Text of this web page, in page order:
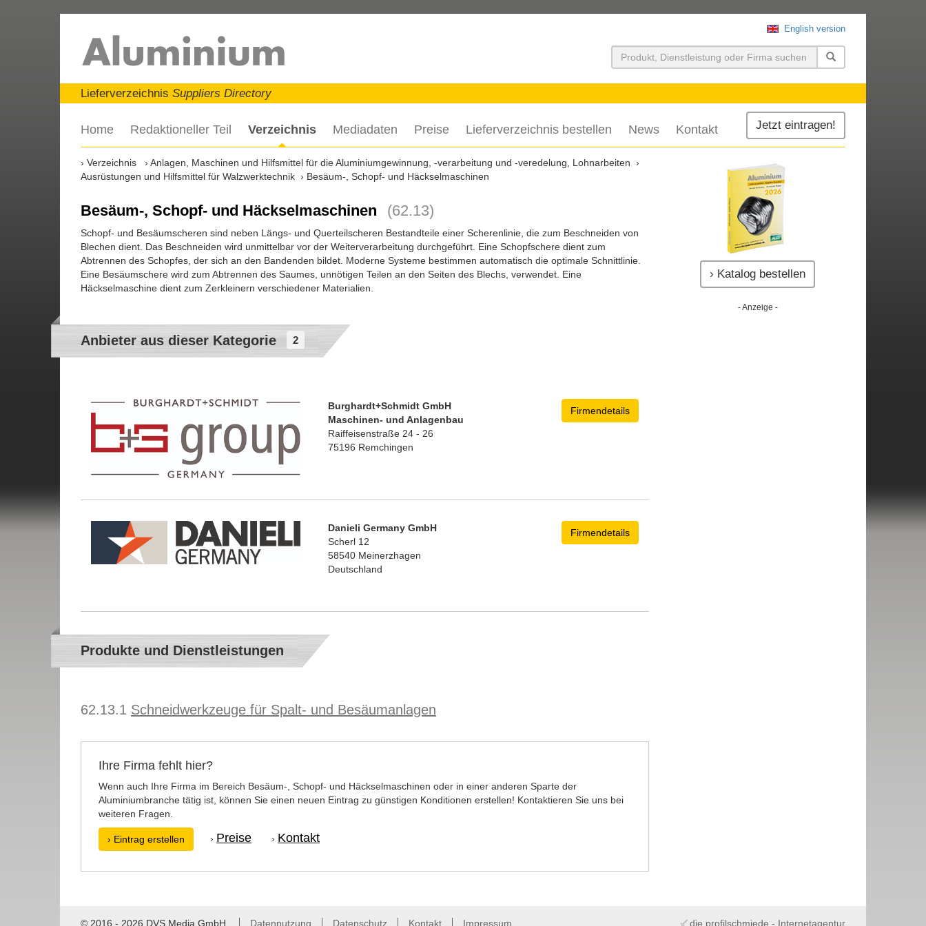
English version
Suchen
Lieferverzeichnis Suppliers Directory
Jetzt eintragen!
Home Redaktioneller Teil Verzeichnis Mediadaten Preise Lieferverzeichnis bestellen News Kontakt
Verzeichnis
Anlagen, Maschinen und Hilfsmittel für die Aluminiumgewinnung, -verarbeitung und -veredelung, Lohnarbeiten
Ausrüstungen und Hilfsmittel für Walzwerktechnik
Besäum-, Schopf- und Häckselmaschinen
Besäum-, Schopf- und Häckselmaschinen (62.13)
Schopf- und Besäumscheren sind neben Längs- und Querteilscheren Bestandteile einer Scherenlinie, die zum Beschneiden von
Blechen dient. Das Beschneiden wird unmittelbar vor der Weiterverarbeitung durchgeführt. Eine Schopfschere dient zum
Abtrennen des Schopfes, der sich an den Bandenden bildet. Moderne Systeme bestimmen automatisch die optimale Schnittlinie.
Eine Besäumschere wird zum Abtrennen des Saumes, unnötigen Teilen an den Seiten des Blechs, verwendet. Eine
Häckselmaschine dient zum Zerkleinern verschiedener Materialien.
Anbieter aus dieser Kategorie 2
Burghardt+Schmidt GmbH
Maschinen- und Anlagenbau
Raiffeisenstraße 24 - 26
75196 Remchingen
Firmendetails
Danieli Germany GmbH
Scherl 12
58540 Meinerzhagen
Deutschland
Firmendetails
Produkte und Dienstleistungen
62.13.1 Schneidwerkzeuge für Spalt- und Besäumanlagen
Ihre Firma fehlt hier?
Wenn auch Ihre Firma im Bereich Besäum-, Schopf- und Häckselmaschinen oder in einer anderen Sparte der
Aluminiumbranche tätig ist, können Sie einen neuen Eintrag zu günstigen Konditionen erstellen! Kontaktieren Sie uns bei
weiteren Fragen.
› Eintrag erstellen › Preise › Kontakt
› Katalog bestellen
- Anzeige -
© 2016 - 2026 DVS Media GmbH Datennutzung Datenschutz Kontakt Impressum die profilschmiede - Internetagentur